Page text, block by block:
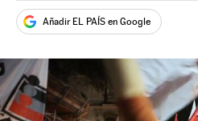
Añadir EL PAÍS en Google